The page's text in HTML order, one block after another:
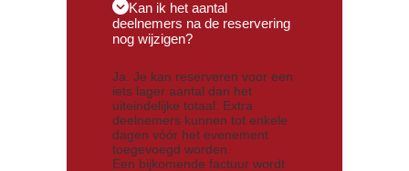
Kan ik het aantal
deelnemers na de reservering
nog wijzigen?
Ja. Je kan reserveren voor een
iets lager aantal dan het
uiteindelijke totaal. Extra
deelnemers kunnen tot enkele
dagen vóór het evenement
toegevoegd worden.
Een bijkomende factuur wordt